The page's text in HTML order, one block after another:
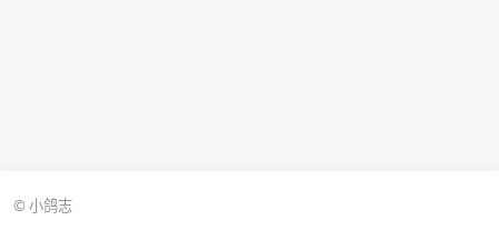
© 小鸽志